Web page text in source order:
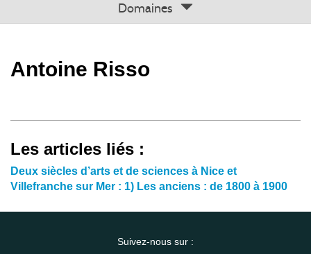
Domaines
Antoine Risso
Les articles liés :
Deux siècles d’arts et de sciences à Nice et
Villefranche sur Mer : 1) Les anciens : de 1800 à 1900
Suivez-nous sur :